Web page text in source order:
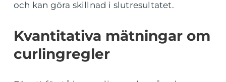
och kan göra skillnad i slutresultatet.
Kvantitativa mätningar om
curlingregler